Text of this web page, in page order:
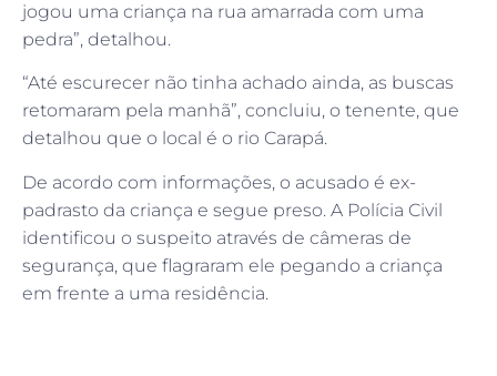
jogou uma criança na rua amarrada com uma
pedra”, detalhou.
“Até escurecer não tinha achado ainda, as buscas
retomaram pela manhã”, concluiu, o tenente, que
detalhou que o local é o rio Carapá.
De acordo com informações, o acusado é ex-
padrasto da criança e segue preso. A Polícia Civil
identificou o suspeito através de câmeras de
segurança, que flagraram ele pegando a criança
em frente a uma residência.